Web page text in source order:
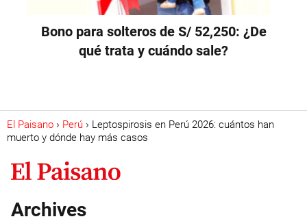
Bono para solteros de S/ 52,250: ¿De
qué trata y cuándo sale?
El Paisano Perú
Leptospirosis en Perú 2026: cuántos han
muerto y dónde hay más casos
Archives